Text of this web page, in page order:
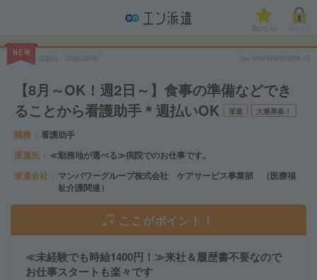
気になる!
NEW
No.MNPWW829666-10
【8月～OK！週2日～】食事の準備などでき
ることから看護助手＊週払いOK
派遣 大量募集！
職種
看護助手
派遣先
≪勤務地が選べる≫病院でのお仕事です。
派遣会社
マンパワーグループ株式会社 ケアサービス事業部 （医療福
祉介護関連）
ここがポイント！
≪未経験でも時給1400円！≫来社＆履歴書不要なので
お仕事スタートも楽々です